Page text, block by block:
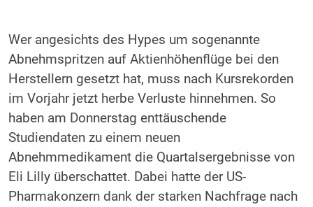
Wer angesichts des Hypes um sogenannte
Abnehmspritzen auf Aktienhöhenflüge bei den
Herstellern gesetzt hat, muss nach Kursrekorden
im Vorjahr jetzt herbe Verluste hinnehmen. So
haben am Donnerstag enttäuschende
Studiendaten zu einem neuen
Abnehmmedikament die Quartalsergebnisse von
Eli Lilly überschattet. Dabei hatte der US-
Pharmakonzern dank der starken Nachfrage nach